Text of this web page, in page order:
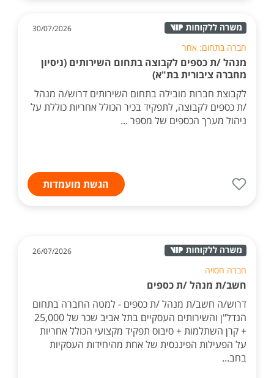
30/07/2026
חברה בתחום: אחר
מנהל /ת כספים לקבוצה בתחום השירותים (ניסיון
מחברה ציבורית בת"א)
לקבוצת חברות מובילה בתחום השירותים דרוש/ה מנהל
/ת כספים לקבוצה, לתפקיד בכיר הכולל אחריות כוללת על
ניהול מערך הכספים של מספר ...
הגשת מועמדות
26/07/2026
חברה חסויה
חשב/ת מנהל /ת כספים
דרוש/ה חשב/ת מנהל /ת כספים - למטה החברה בתחום
הנדל"ן והשירותים העסקיים בתל אביב שכר של 25,000
+ קרן השתלמות + סיבוס תפקיד מקצועי הכולל אחריות
על הפעילות הפיננסית של אחת מהיחידות העסקיות
בחב...